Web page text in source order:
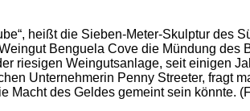
heißt die Sieben-Meter-Skulptur des
Benguela Cove die Mündung des
riesigen Weingutsanlage, seit einigen
Unternehmerin Penny Streeter, fragt
Macht des Geldes gemeint sein könnte.